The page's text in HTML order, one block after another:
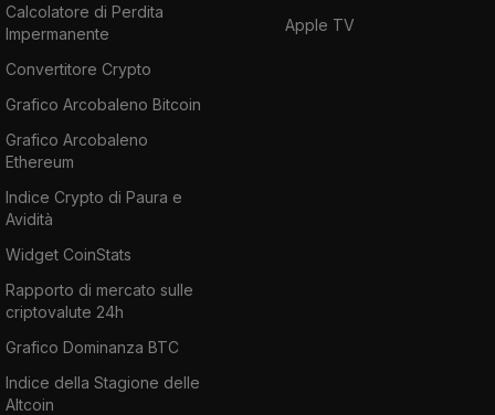
Calcolatore di Perdita
Impermanente
Convertitore Crypto
Grafico Arcobaleno Bitcoin
Grafico Arcobaleno
Ethereum
Indice Crypto di Paura e
Avidità
Widget CoinStats
Rapporto di mercato sulle
criptovalute 24h
Grafico Dominanza BTC
Indice della Stagione delle
Altcoin
Apple TV